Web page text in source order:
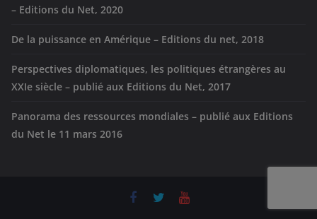
– Editions du Net, 2020
De la puissance en Amérique – Editions du net, 2018
Perspectives diplomatiques, les politiques étrangères au
XXIe siècle – publié aux Editions du Net, 2017
Panorama des ressources mondiales – publié aux Editions
du Net le 11 mars 2016